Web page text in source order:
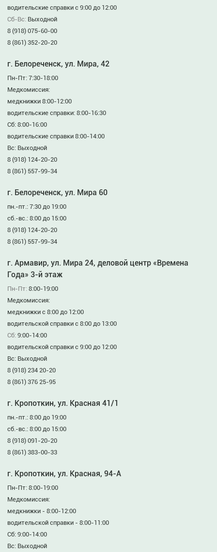
водительские справки с 9:00 до 12:00
Сб-Вс: Выходной
8 (918) 075-60-00
8 (861) 352-20-20
г. Белореченск, ул. Мира, 42
Пн-Пт: 7:30-18:00
Медкомиссия:
медкнижки 8:00-12:00
водительские справки: 8:00-16:30
Сб: 8:00-16:00
водительские справки 8:00-14:00
Вс: Выходной
8 (918) 124-20-20
8 (861) 557-99-34
г. Белореченск, ул. Мира 60
пн.-пт.: 7:30 до 19:00
сб.-вс.: 8:00 до 15:00
8 (918) 124-20-20
8 (861) 557-99-34
г. Армавир, ул. Мира 24, деловой центр «Времена
Года» 3-й этаж
Пн-Пт: 8:00-19:00
Медкомиссия:
медкнижки с 8:00 до 12:00
водительской справки с 8:00 до 13:00
Сб: 9:00-14:00
водительской справки с 9:00 до 12:00
Вс: Выходной
8 (918) 234 20-20
8 (861) 376 25-95
г. Кропоткин, ул. Красная 41/1
пн.-пт.: 8:00 до 19:00
сб.-вс.: 8:00 до 15:00
8 (918) 091-20-20
8 (861) 383-00-33
г. Кропоткин, ул. Красная, 94-А
Пн-Пт: 8:00-19:00
Медкомиссия:
медкнижки - 8:00-12:00
водительской справки - 8:00-11:00
Сб: 9:00-14:00
Вс: Выходной